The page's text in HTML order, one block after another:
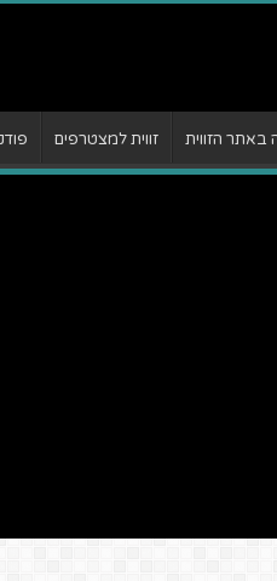
באתר הזווית זווית למצטרפים